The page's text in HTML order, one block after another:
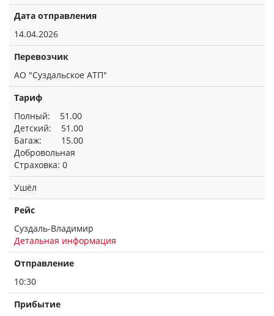
Дата отправления
14.04.2026
Перевозчик
АО "Суздальское АТП"
Тариф
Полный: 51.00
Детский: 51.00
Багаж: 15.00
Добровольная
Страховка: 0
Ушёл
Рейс
Суздаль-Владимир
Детальная информация
Отправление
10:30
Прибытие